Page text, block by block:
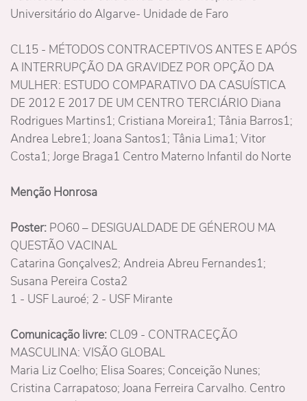
Universitário do Algarve- Unidade de Faro
CL15 - MÉTODOS CONTRACEPTIVOS ANTES E APÓS
A INTERRUPÇÃO DA GRAVIDEZ POR OPÇÃO DA
MULHER: ESTUDO COMPARATIVO DA CASUÍSTICA
DE 2012 E 2017 DE UM CENTRO TERCIÁRIO Diana
Rodrigues Martins1; Cristiana Moreira1; Tânia Barros1;
Andrea Lebre1; Joana Santos1; Tânia Lima1; Vitor
Costa1; Jorge Braga1 Centro Materno Infantil do Norte
Menção Honrosa
Poster: PO60 – DESIGUALDADE DE GÉNEROU MA
QUESTÃO VACINAL
Catarina Gonçalves2; Andreia Abreu Fernandes1;
Susana Pereira Costa2
1 - USF Lauroé; 2 - USF Mirante
Comunicação livre: CL09 - CONTRACEÇÃO
MASCULINA: VISÃO GLOBAL
Maria Liz Coelho; Elisa Soares; Conceição Nunes;
Cristina Carrapatoso; Joana Ferreira Carvalho. Centro